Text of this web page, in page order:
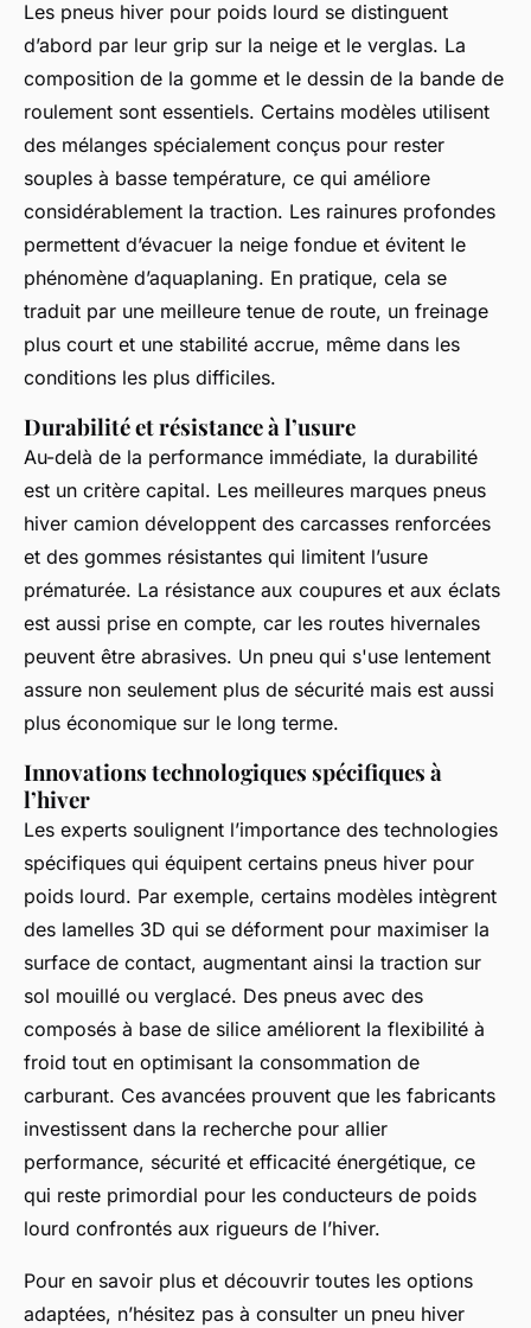
Les pneus hiver pour poids lourd se distinguent
d’abord par leur grip sur la neige et le verglas. La
composition de la gomme et le dessin de la bande de
roulement sont essentiels. Certains modèles utilisent
des mélanges spécialement conçus pour rester
souples à basse température, ce qui améliore
considérablement la traction. Les rainures profondes
permettent d’évacuer la neige fondue et évitent le
phénomène d’aquaplaning. En pratique, cela se
traduit par une meilleure tenue de route, un freinage
plus court et une stabilité accrue, même dans les
conditions les plus difficiles.
Durabilité et résistance à l’usure
Au-delà de la performance immédiate, la durabilité
est un critère capital. Les meilleures marques pneus
hiver camion développent des carcasses renforcées
et des gommes résistantes qui limitent l’usure
prématurée. La résistance aux coupures et aux éclats
est aussi prise en compte, car les routes hivernales
peuvent être abrasives. Un pneu qui s'use lentement
assure non seulement plus de sécurité mais est aussi
plus économique sur le long terme.
Innovations technologiques spécifiques à
l’hiver
Les experts soulignent l’importance des technologies
spécifiques qui équipent certains pneus hiver pour
poids lourd. Par exemple, certains modèles intègrent
des lamelles 3D qui se déforment pour maximiser la
surface de contact, augmentant ainsi la traction sur
sol mouillé ou verglacé. Des pneus avec des
composés à base de silice améliorent la flexibilité à
froid tout en optimisant la consommation de
carburant. Ces avancées prouvent que les fabricants
investissent dans la recherche pour allier
performance, sécurité et efficacité énergétique, ce
qui reste primordial pour les conducteurs de poids
lourd confrontés aux rigueurs de l’hiver.
Pour en savoir plus et découvrir toutes les options
adaptées, n’hésitez pas à consulter un pneu hiver